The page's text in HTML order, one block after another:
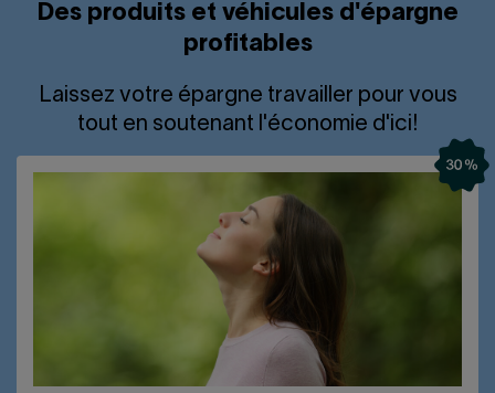
Des produits et véhicules d'épargne
profitables
Laissez votre épargne travailler pour vous
tout en soutenant l'économie d'ici!